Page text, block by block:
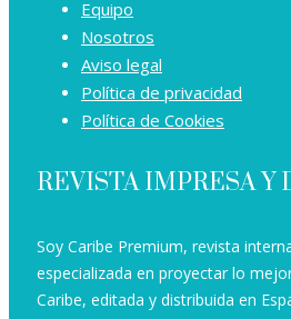
Equipo
Nosotros
Aviso legal
Política de privacidad
Política de Cookies
REVISTA IMPRESA Y
Soy Caribe Premium, revista
especializada en proyectar lo
Caribe, editada y distribuida en